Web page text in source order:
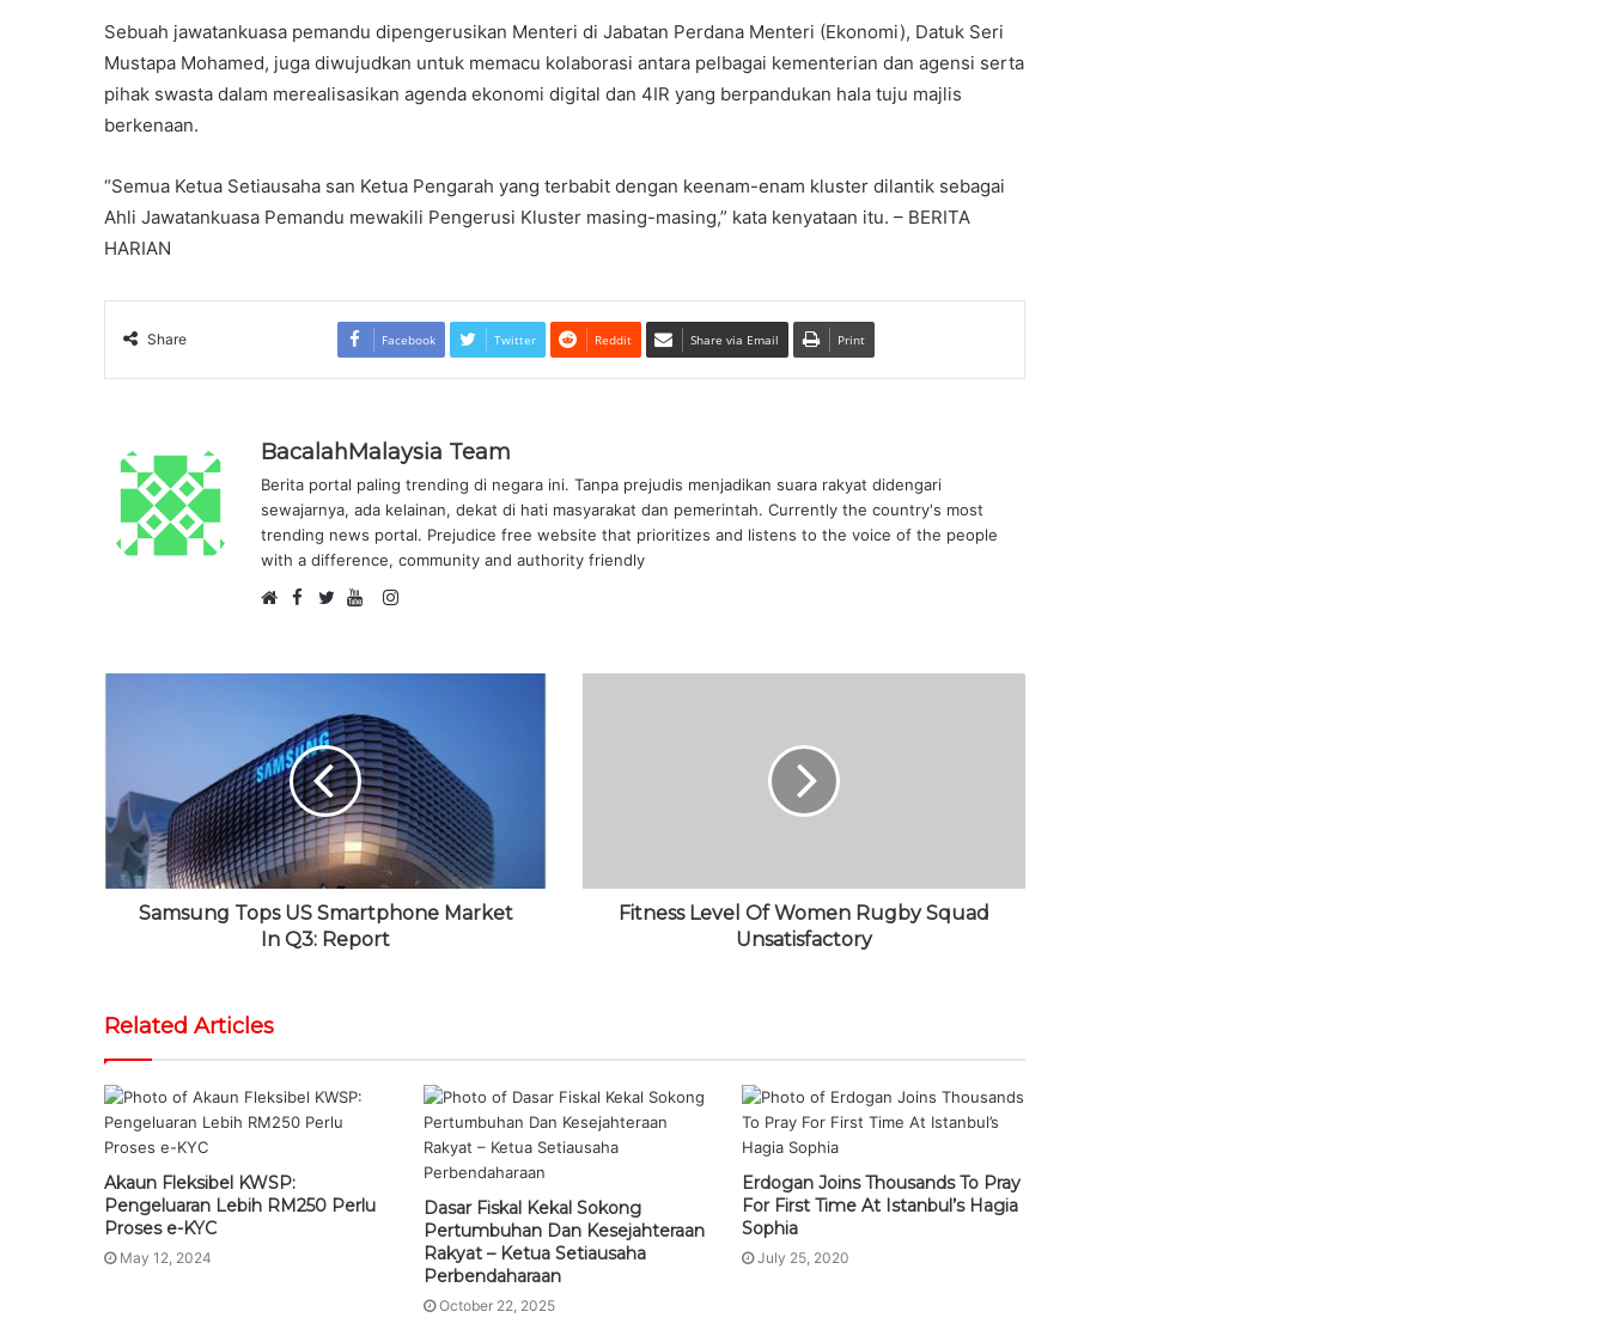
Sebuah jawatankuasa pemandu dipengerusikan Menteri di Jabatan Perdana Menteri (Ekonomi), Datuk Seri
Mustapa Mohamed, juga diwujudkan untuk memacu kolaborasi antara pelbagai kementerian dan agensi serta
pihak swasta dalam merealisasikan agenda ekonomi digital dan 4IR yang berpandukan hala tuju majlis
berkenaan.
“Semua Ketua Setiausaha san Ketua Pengarah yang terbabit dengan keenam-enam kluster dilantik sebagai
Ahli Jawatankuasa Pemandu mewakili Pengerusi Kluster masing-masing,” kata kenyataan itu. – BERITA
HARIAN
Share Facebook Twitter Reddit Share via Email Print
BacalahMalaysia Team
Berita portal paling trending di negara ini. Tanpa prejudis menjadikan suara rakyat didengari
sewajarnya, ada kelainan, dekat di hati masyarakat dan pemerintah. Currently the country's most
trending news portal. Prejudice free website that prioritizes and listens to the voice of the people
with a difference, community and authority friendly
b
t
e
F
e
o
o
k
i
t
e
r
u
u
b
e
I
t
g
r
a
m
Samsung Tops US Smartphone Market
In Q3: Report
Fitness Level Of Women Rugby Squad
Unsatisfactory
Related Articles
Akaun Fleksibel KWSP:
Pengeluaran Lebih RM250 Perlu
Proses e-KYC
May 12, 2024
Dasar Fiskal Kekal Sokong
Pertumbuhan Dan Kesejahteraan
Rakyat – Ketua Setiausaha
Perbendaharaan
October 22, 2025
Erdogan Joins Thousands To Pray
For First Time At Istanbul’s Hagia
Sophia
July 25, 2020